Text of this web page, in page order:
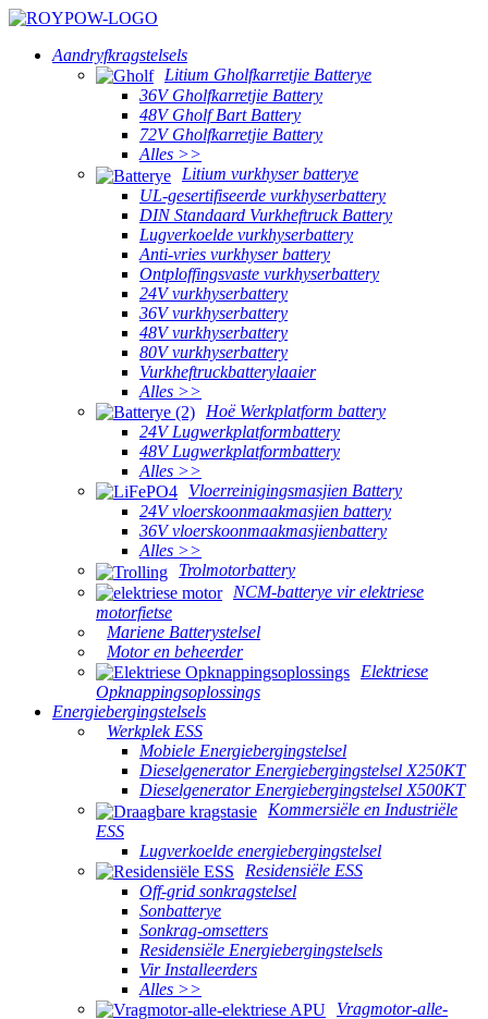
Aandryfkragstelsels
Litium Gholfkarretjie Batterye
36V Gholfkarretjie Battery
48V Gholf Bart Battery
72V Gholfkarretjie Battery
Alles >>
Litium vurkhyser batterye
UL-gesertifiseerde vurkhyserbattery
DIN Standaard Vurkheftruck Battery
Lugverkoelde vurkhyserbattery
Anti-vries vurkhyser battery
Ontploffingsvaste vurkhyserbattery
24V vurkhyserbattery
36V vurkhyserbattery
48V vurkhyserbattery
80V vurkhyserbattery
Vurkheftruckbatterylaaier
Alles >>
Hoë Werkplatform battery
24V Lugwerkplatformbattery
48V Lugwerkplatformbattery
Alles >>
Vloerreinigingsmasjien Battery
24V vloerskoonmaakmasjien battery
36V vloerskoonmaakmasjienbattery
Alles >>
Trolmotorbattery
NCM-batterye vir elektriese
motorfietse
Mariene Batterystelsel
Motor en beheerder
Elektriese
Opknappingsoplossings
Energiebergingstelsels
Werkplek ESS
Mobiele Energiebergingstelsel
Dieselgenerator Energiebergingstelsel X250KT
Dieselgenerator Energiebergingstelsel X500KT
Kommersiële en Industriële
ESS
Lugverkoelde energiebergingstelsel
Residensiële ESS
Off-grid sonkragstelsel
Sonbatterye
Sonkrag-omsetters
Residensiële Energiebergingstelsels
Vir Installeerders
Alles >>
Vragmotor-alle-